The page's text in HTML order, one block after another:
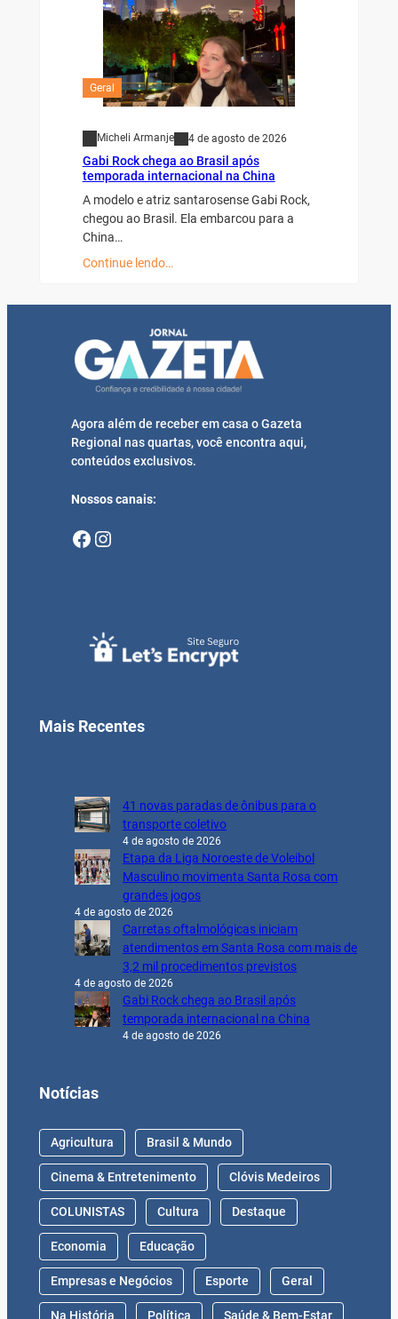
Geral
Micheli Armanje 4 de agosto de 2026
Gabi Rock chega ao Brasil após
temporada internacional na China
A modelo e atriz santarosense Gabi Rock,
chegou ao Brasil. Ela embarcou para a
China…
Continue lendo…
Agora além de receber em casa o Gazeta
Regional nas quartas, você encontra aqui,
conteúdos exclusivos.
Nossos canais:
Facebook Instagram
Mais Recentes
41 novas paradas de ônibus para o
transporte coletivo
4 de agosto de 2026
Etapa da Liga Noroeste de Voleibol
Masculino movimenta Santa Rosa com
grandes jogos
4 de agosto de 2026
Carretas oftalmológicas iniciam
atendimentos em Santa Rosa com mais de
3,2 mil procedimentos previstos
4 de agosto de 2026
Gabi Rock chega ao Brasil após
temporada internacional na China
4 de agosto de 2026
Notícias
Agricultura Brasil & Mundo
Cinema & Entretenimento Clóvis Medeiros
COLUNISTAS Cultura Destaque
Economia Educação
Empresas e Negócios Esporte Geral
Na História Política Saúde & Bem-Estar